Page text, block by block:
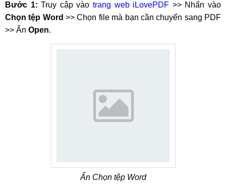
Bước 1: Truy cập vàotrang web iLovePDF >> Nhấn vào
Chọn tệp Word >> Chọn file mà bạn cần chuyển sang PDF
>> Ấn Open.
Ấn Chọn tệp Word